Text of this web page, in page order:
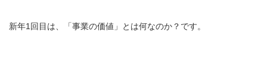
新年1回目は、「事業の価値」とは何なのか？です。